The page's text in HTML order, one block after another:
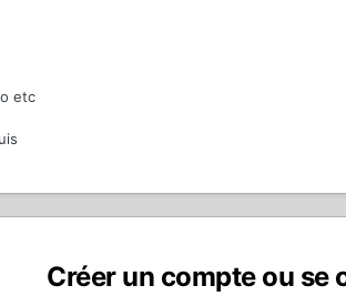
etc
Créer un compte ou